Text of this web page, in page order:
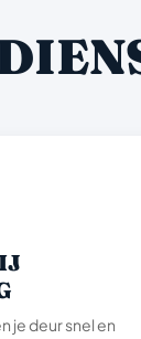
je deur snel en